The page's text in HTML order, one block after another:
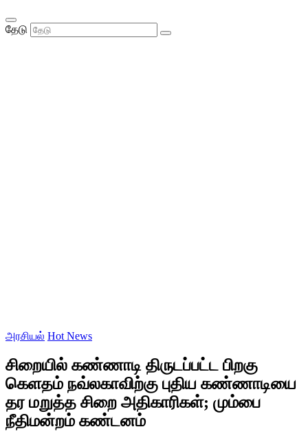
தேடு
அரசியல் Hot News
சிறையில் கண்ணாடி திருடப்பட்ட பிறகு
கெளதம் நவ்லகாவிற்கு புதிய கண்ணாடியை
தர மறுத்த சிறை அதிகாரிகள்; மும்பை
நீதிமன்றம் கண்டனம்